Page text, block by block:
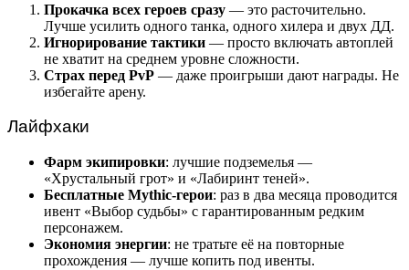
Прокачка всех героев сразу — это расточительно.
Лучше усилить одного танка, одного хилера и двух ДД.
Игнорирование тактики — просто включать автоплей
не хватит на среднем уровне сложности.
Страх перед PvP — даже проигрыши дают награды. Не
избегайте арену.
Лайфхаки
Фарм экипировки: лучшие подземелья —
«Хрустальный грот» и «Лабиринт теней».
Бесплатные Mythic-герои: раз в два месяца проводится
ивент «Выбор судьбы» с гарантированным редким
персонажем.
Экономия энергии: не тратьте её на повторные
прохождения — лучше копить под ивенты.